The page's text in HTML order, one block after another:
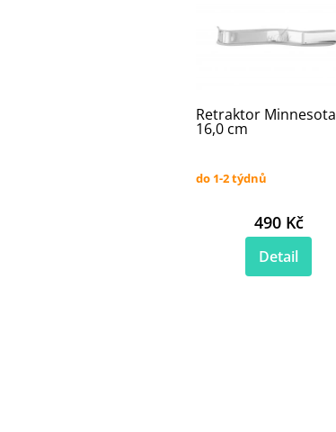
Retraktor Minnesota
16,0 cm
do 1-2 týdnů
490 Kč
Detail